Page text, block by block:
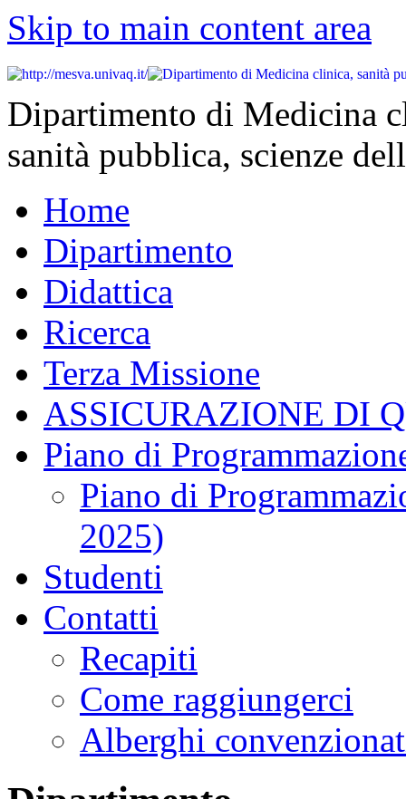
Skip to main content area
Dipartimento di Medicina
sanità pubblica, scienze
Home
Dipartimento
Didattica
Ricerca
Terza Missione
ASSICURAZIONE DI
Piano di
Piano di
2025)
Studenti
Contatti
Recapiti
Come raggiungerci
Alberghi